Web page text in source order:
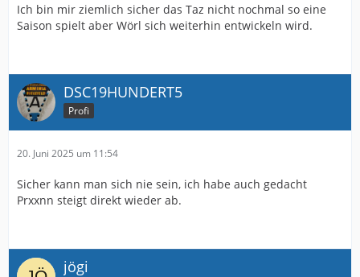
Ich bin mir ziemlich sicher das Taz nicht nochmal so eine
Saison spielt aber Wörl sich weiterhin entwickeln wird.
DSC19HUNDERT5
Profi
20. Juni 2025 um 11:54
Sicher kann man sich nie sein, ich habe auch gedacht
Prxxnn steigt direkt wieder ab.
jögi